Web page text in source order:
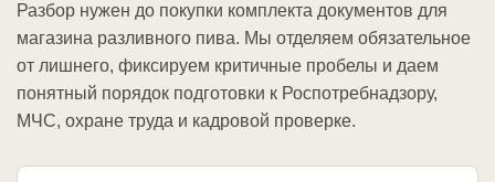
Разбор нужен до покупки комплекта документов для
магазина разливного пива. Мы отделяем обязательное
от лишнего, фиксируем критичные пробелы и даем
понятный порядок подготовки к Роспотребнадзору,
МЧС, охране труда и кадровой проверке.